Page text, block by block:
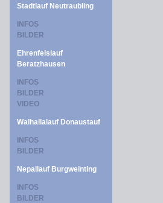
Stadtlauf Neutraubling
INFOS
BILDER
Ehrenfelslauf
Beratzhausen
INFOS
BILDER
VIDEO
Walhallalauf Donaustauf
INFOS
BILDER
Nepallauf Burgweinting
INFOS
BILDER